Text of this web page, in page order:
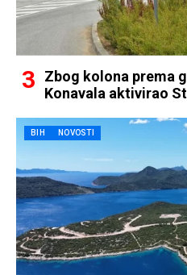
Zbog kolona prema
Konavala aktivirao
BIH NOVOSTI